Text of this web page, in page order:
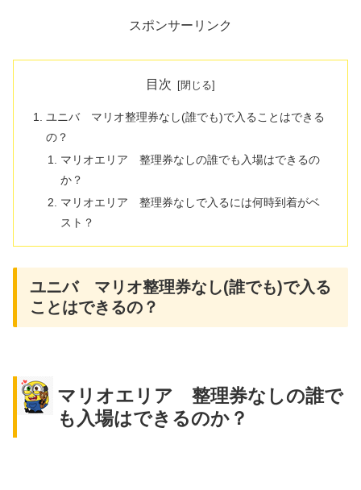
スポンサーリンク
目次
ユニバ マリオ整理券なし(誰でも)で入ることはできる
の？
マリオエリア 整理券なしの誰でも入場はできるの
か？
マリオエリア 整理券なしで入るには何時到着がベ
スト？
ユニバ マリオ整理券なし(誰でも)で入る
ことはできるの？
マリオエリア 整理券なしの誰で
も入場はできるのか？